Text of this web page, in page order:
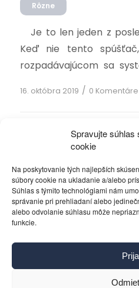
Spravujte súhlas
cookie
Na poskytovanie tých najlepších
súbory cookie na ukladanie a/alebo
Súhlas s týmito technológiami nám
správanie pri prehliadaní alebo
alebo odvolanie súhlasu môže
funkcie.
Rôzne
Je to len jeden z
Keď nie tento
rozpadávajúcom sa
potenciál stále viac
krízy sú ale prvotné
deformujúceho celé
Niekedy je toto
pomalšie. Dôsledkom sú
16. októbra 2019 / 0 Komentáre
1 2
4 5 › »
Pravidlá